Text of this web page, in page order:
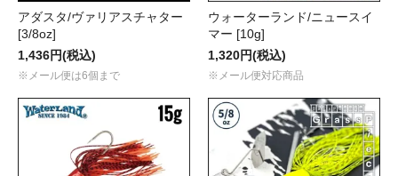
アダスタ/ヴァリアスチャター
[3/8oz]
1,436円(税込)
※メール便は6個まで
ウォーターランド/ニュースイ
マー [10g]
1,320円(税込)
※メール便対応商品